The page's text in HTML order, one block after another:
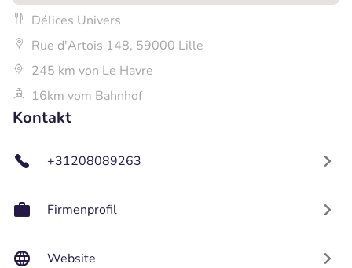
Délices Univers
Rue d'Artois 148, 59000 Lille
245 km von Le Havre
16km vom Bahnhof
Kontakt
+31208089263
Firmenprofil
Website